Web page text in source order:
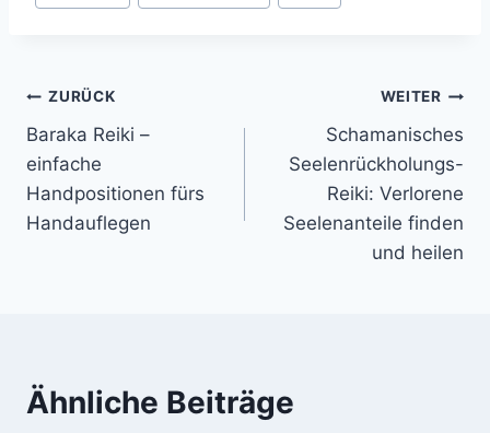
Beitragsnavigation
ZURÜCK
Baraka Reiki –
einfache
Handpositionen fürs
Handauflegen
WEITER
Schamanisches
Seelenrückholungs-
Reiki: Verlorene
Seelenanteile finden
und heilen
Ähnliche Beiträge